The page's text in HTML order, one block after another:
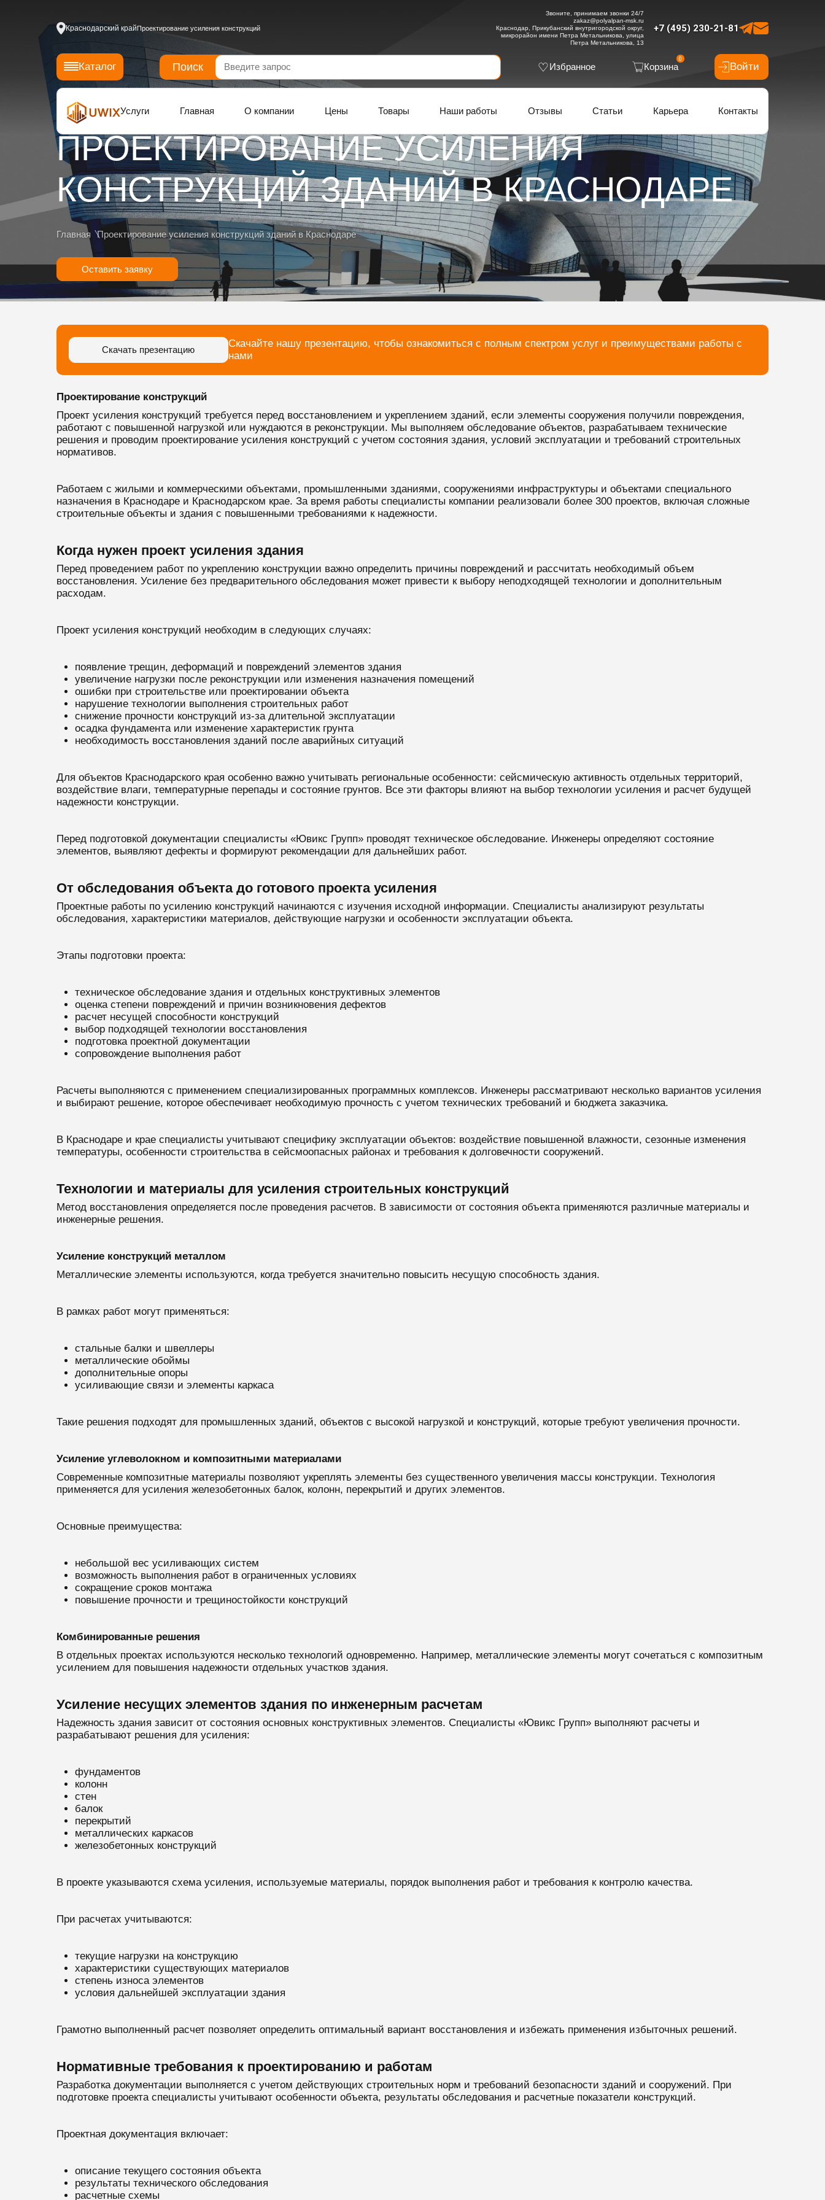
Краснодарский крайПроектирование усиления конструкций +7 (495) 230-21-81
Звоните, принимаем звонки 24/7
zakaz@polyalpan-msk.ru
Краснодар, Прикубанский внутригородской округ,
микрорайон имени Петра Метальникова, улица
Петра Метальникова, 13
Каталог Поиск Избранное Корзина
0
Войти
Услуги Главная О компании Цены Товары Наши работы Отзывы Статьи Карьера Контакты
ПРОЕКТИРОВАНИЕ УСИЛЕНИЯ
КОНСТРУКЦИЙ ЗДАНИЙ В КРАСНОДАРЕ
Главная Проектирование усиления конструкций зданий в Краснодаре
Оставить заявку
Скачать презентацию
Скачайте нашу презентацию, чтобы ознакомиться с полным спектром услуг и преимуществами работы с
нами
Проектирование конструкций
Проект усиления конструкций требуется перед восстановлением и укреплением зданий, если элементы сооружения получили повреждения,
работают с повышенной нагрузкой или нуждаются в реконструкции. Мы выполняем обследование объектов, разрабатываем технические
решения и проводим проектирование усиления конструкций с учетом состояния здания, условий эксплуатации и требований строительных
нормативов.
Работаем с жилыми и коммерческими объектами, промышленными зданиями, сооружениями инфраструктуры и объектами специального
назначения в Краснодаре и Краснодарском крае. За время работы специалисты компании реализовали более 300 проектов, включая сложные
строительные объекты и здания с повышенными требованиями к надежности.
Когда нужен проект усиления здания
Перед проведением работ по укреплению конструкции важно определить причины повреждений и рассчитать необходимый объем
восстановления. Усиление без предварительного обследования может привести к выбору неподходящей технологии и дополнительным
расходам.
Проект усиления конструкций необходим в следующих случаях:
появление трещин, деформаций и повреждений элементов здания
увеличение нагрузки после реконструкции или изменения назначения помещений
ошибки при строительстве или проектировании объекта
нарушение технологии выполнения строительных работ
снижение прочности конструкций из-за длительной эксплуатации
осадка фундамента или изменение характеристик грунта
необходимость восстановления зданий после аварийных ситуаций
Для объектов Краснодарского края особенно важно учитывать региональные особенности: сейсмическую активность отдельных территорий,
воздействие влаги, температурные перепады и состояние грунтов. Все эти факторы влияют на выбор технологии усиления и расчет будущей
надежности конструкции.
Перед подготовкой документации специалисты «Ювикс Групп» проводят техническое обследование. Инженеры определяют состояние
элементов, выявляют дефекты и формируют рекомендации для дальнейших работ.
От обследования объекта до готового проекта усиления
Проектные работы по усилению конструкций начинаются с изучения исходной информации. Специалисты анализируют результаты
обследования, характеристики материалов, действующие нагрузки и особенности эксплуатации объекта.
Этапы подготовки проекта:
техническое обследование здания и отдельных конструктивных элементов
оценка степени повреждений и причин возникновения дефектов
расчет несущей способности конструкций
выбор подходящей технологии восстановления
подготовка проектной документации
сопровождение выполнения работ
Расчеты выполняются с применением специализированных программных комплексов. Инженеры рассматривают несколько вариантов усиления
и выбирают решение, которое обеспечивает необходимую прочность с учетом технических требований и бюджета заказчика.
В Краснодаре и крае специалисты учитывают специфику эксплуатации объектов: воздействие повышенной влажности, сезонные изменения
температуры, особенности строительства в сейсмоопасных районах и требования к долговечности сооружений.
Технологии и материалы для усиления строительных конструкций
Метод восстановления определяется после проведения расчетов. В зависимости от состояния объекта применяются различные материалы и
инженерные решения.
Усиление конструкций металлом
Металлические элементы используются, когда требуется значительно повысить несущую способность здания.
В рамках работ могут применяться:
стальные балки и швеллеры
металлические обоймы
дополнительные опоры
усиливающие связи и элементы каркаса
Такие решения подходят для промышленных зданий, объектов с высокой нагрузкой и конструкций, которые требуют увеличения прочности.
Усиление углеволокном и композитными материалами
Современные композитные материалы позволяют укреплять элементы без существенного увеличения массы конструкции. Технология
применяется для усиления железобетонных балок, колонн, перекрытий и других элементов.
Основные преимущества:
небольшой вес усиливающих систем
возможность выполнения работ в ограниченных условиях
сокращение сроков монтажа
повышение прочности и трещиностойкости конструкций
Комбинированные решения
В отдельных проектах используются несколько технологий одновременно. Например, металлические элементы могут сочетаться с композитным
усилением для повышения надежности отдельных участков здания.
Усиление несущих элементов здания по инженерным расчетам
Надежность здания зависит от состояния основных конструктивных элементов. Специалисты «Ювикс Групп» выполняют расчеты и
разрабатывают решения для усиления:
фундаментов
колонн
стен
балок
перекрытий
металлических каркасов
железобетонных конструкций
В проекте указываются схема усиления, используемые материалы, порядок выполнения работ и требования к контролю качества.
При расчетах учитываются:
текущие нагрузки на конструкцию
характеристики существующих материалов
степень износа элементов
условия дальнейшей эксплуатации здания
Грамотно выполненный расчет позволяет определить оптимальный вариант восстановления и избежать применения избыточных решений.
Нормативные требования к проектированию и работам
Разработка документации выполняется с учетом действующих строительных норм и требований безопасности зданий и сооружений. При
подготовке проекта специалисты учитывают особенности объекта, результаты обследования и расчетные показатели конструкций.
Проектная документация включает:
описание текущего состояния объекта
результаты технического обследования
расчетные схемы